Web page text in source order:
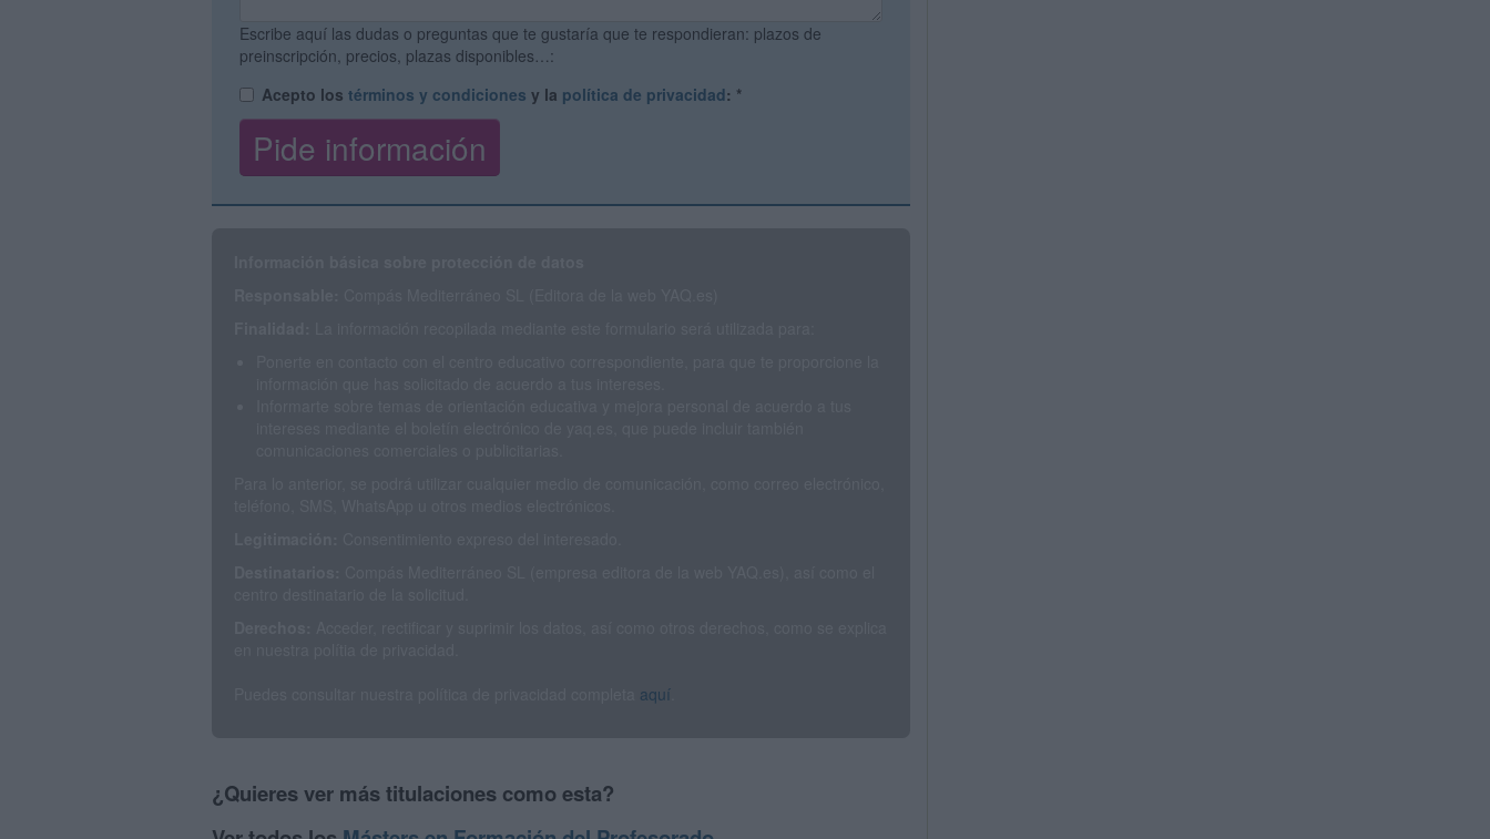
Escribe aquí las dudas o preguntas que te gustaría que te respondieran: plazos de
preinscripción, precios, plazas disponibles…:
Acepto los términos y condiciones y la política de privacidad: *
aquí
¿Quieres ver más titulaciones como esta?